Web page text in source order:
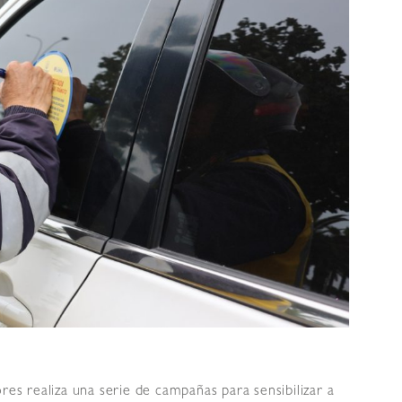
realiza una serie de campañas para sensibilizar a